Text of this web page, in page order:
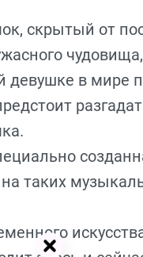
скрытый от
чудовища,
девушке в мире
таких